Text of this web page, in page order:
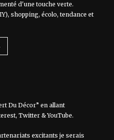
d'une touche verte.
shopping, écolo, tendance et
Du Décor” en allant
, Twitter&YouTube.
excitants je serais